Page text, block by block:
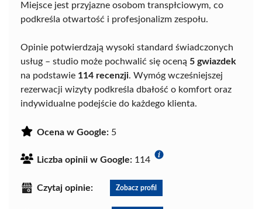
Miejsce jest przyjazne osobom transpłciowym, co
podkreśla otwartość i profesjonalizm zespołu.
Opinie potwierdzają wysoki standard świadczonych
usług – studio może pochwalić się oceną 5 gwiazdek
na podstawie 114 recenzji. Wymóg wcześniejszej
rezerwacji wizyty podkreśla dbałość o komfort oraz
indywidualne podejście do każdego klienta.
Ocena w Google: 5
Liczba opinii w Google: 114
Czytaj opinie: Zobacz profil